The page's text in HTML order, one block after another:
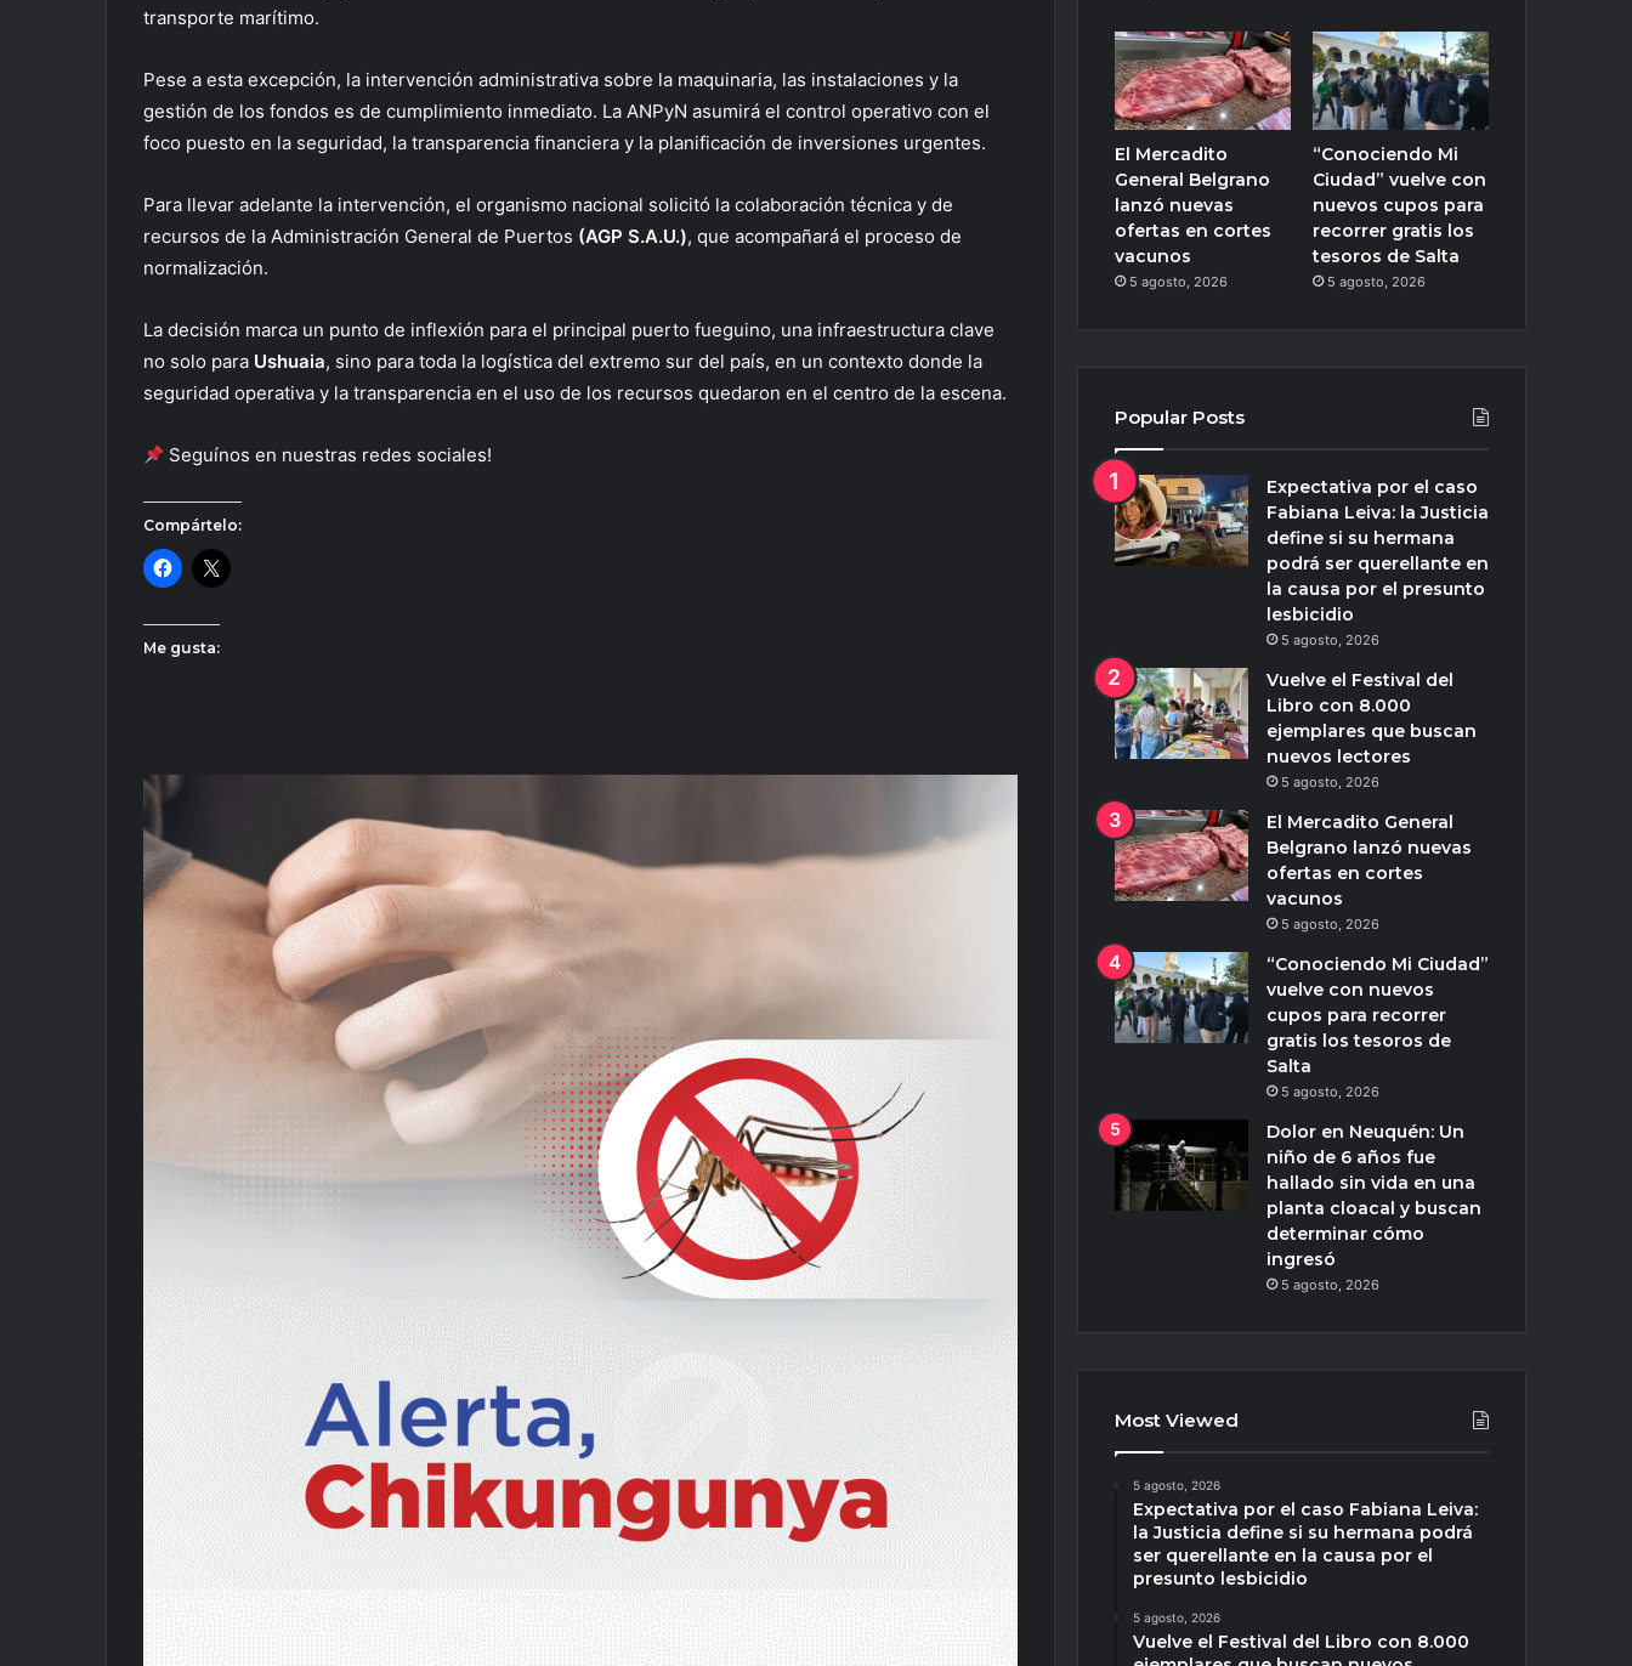
transporte marítimo.
Pese a esta excepción, la intervención administrativa sobre la maquinaria, las instalaciones y la
gestión de los fondos es de cumplimiento inmediato. La ANPyN asumirá el control operativo con el
foco puesto en la seguridad, la transparencia financiera y la planificación de inversiones urgentes.
Para llevar adelante la intervención, el organismo nacional solicitó la colaboración técnica y de
recursos de la Administración General de Puertos (AGP S.A.U.), que acompañará el proceso de
normalización.
La decisión marca un punto de inflexión para el principal puerto fueguino, una infraestructura clave
no solo para Ushuaia, sino para toda la logística del extremo sur del país, en un contexto donde la
seguridad operativa y la transparencia en el uso de los recursos quedaron en el centro de la escena.
Seguínos en nuestras redes sociales!
Compártelo:
Me gusta:
El Mercadito
General Belgrano
lanzó nuevas
ofertas en cortes
vacunos
5 agosto, 2026
“Conociendo Mi
Ciudad” vuelve con
nuevos cupos para
recorrer gratis los
tesoros de Salta
5 agosto, 2026
Popular Posts
Expectativa por el caso
Fabiana Leiva: la Justicia
define si su hermana
podrá ser querellante en
la causa por el presunto
lesbicidio
5 agosto, 2026
Vuelve el Festival del
Libro con 8.000
ejemplares que buscan
nuevos lectores
5 agosto, 2026
El Mercadito General
Belgrano lanzó nuevas
ofertas en cortes
vacunos
5 agosto, 2026
“Conociendo Mi Ciudad”
vuelve con nuevos
cupos para recorrer
gratis los tesoros de
Salta
5 agosto, 2026
Dolor en Neuquén: Un
niño de 6 años fue
hallado sin vida en una
planta cloacal y buscan
determinar cómo
ingresó
5 agosto, 2026
Most Viewed
5 agosto, 2026
Expectativa por el caso Fabiana Leiva:
la Justicia define si su hermana podrá
ser querellante en la causa por el
presunto lesbicidio
5 agosto, 2026
Vuelve el Festival del Libro con 8.000